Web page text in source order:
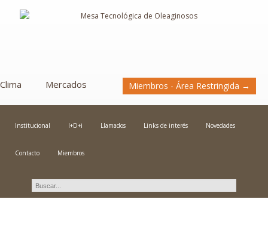
Clima Mercados Miembros - Área Restringida →
Institucional I+D+i Llamados Links de interés Novedades
Contacto Miembros